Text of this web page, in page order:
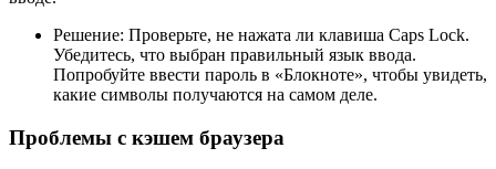
Решение: Проверьте, не нажата ли клавиша Caps Lock.
Убедитесь, что выбран правильный язык ввода.
Попробуйте ввести пароль в «Блокноте», чтобы увидеть,
какие символы получаются на самом деле.
Проблемы с кэшем браузера